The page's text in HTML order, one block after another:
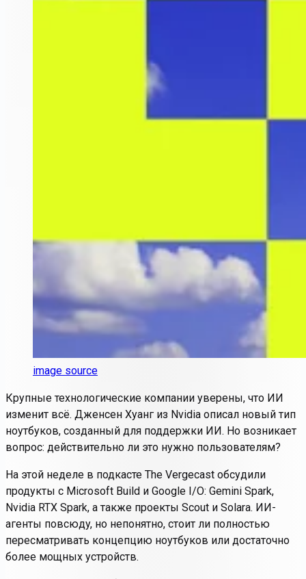
image source
Крупные технологические компании уверены, что ИИ
изменит всё. Дженсен Хуанг из Nvidia описал новый тип
ноутбуков, созданный для поддержки ИИ. Но возникает
вопрос: действительно ли это нужно пользователям?
На этой неделе в подкасте The Vergecast обсудили
продукты с Microsoft Build и Google I/O: Gemini Spark,
Nvidia RTX Spark, а также проекты Scout и Solara. ИИ-
агенты повсюду, но непонятно, стоит ли полностью
пересматривать концепцию ноутбуков или достаточно
более мощных устройств.